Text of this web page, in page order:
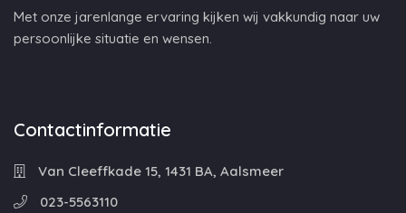
Met onze jarenlange ervaring kijken wij vakkundig naar uw
persoonlijke situatie en wensen.
Contactinformatie
Van Cleeffkade 15, 1431 BA, Aalsmeer
023-5563110